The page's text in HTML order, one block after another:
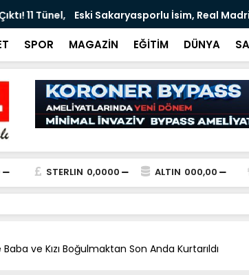
İsim, Real Madrid'in Transfer Krizinde
SPOR MAGAZİN EĞİTİM DÜNYA
STERLIN 0,0000 ALTIN 000,00
ve Kızı Boğulmaktan Son Anda Kurtarıldı